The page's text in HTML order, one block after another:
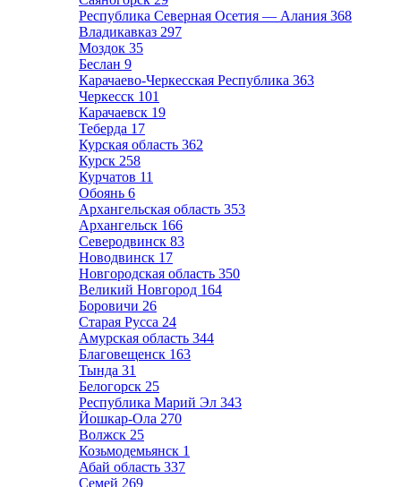
Республика Северная Осетия — Алания 368
Владикавказ 297
Моздок 35
Беслан 9
Карачаево-Черкесская Республика 363
Черкесск 101
Карачаевск 19
Теберда 17
Курская область 362
Курск 258
Курчатов 11
Обоянь 6
Архангельская область 353
Архангельск 166
Северодвинск 83
Новодвинск 17
Новгородская область 350
Великий Новгород 164
Боровичи 26
Старая Русса 24
Амурская область 344
Благовещенск 163
Тында 31
Белогорск 25
Республика Марий Эл 343
Йошкар-Ола 270
Волжск 25
Козьмодемьянск 1
Абай область 337
Семей 269